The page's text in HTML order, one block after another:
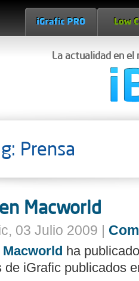
La actualidad en el
Prensa
Macworld
03 Julio 2009 |
Macworld ha
de iGrafic publicados